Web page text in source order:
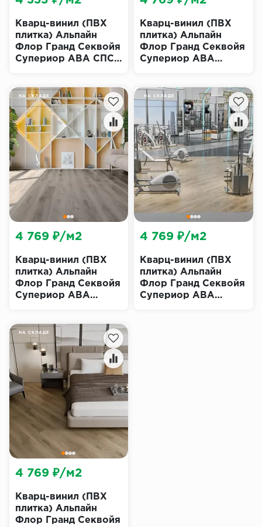
Кварц-винил (ПВХ
плитка) Альпайн
Флор Гранд Секвойя
Супериор ABA СПС
SUPERIOR GRAND
SEQUOIA SPC)
Кварц-винил (ПВХ
плитка) Альпайн
Флор Гранд Секвойя
Супериор ABA
Superior ECO Grand
Sequoia)
НА СКЛАДЕ
Кварц-винил (ПВХ
плитка) Альпайн
Флор Гранд Секвойя
Супериор ABA
Superior ECO Grand
Sequoia)
4 769 ₽/м2
НА СКЛАДЕ
Кварц-винил (ПВХ
плитка) Альпайн
Флор Гранд Секвойя
Супериор ABA
4 769 ₽/м2
НА СКЛАДЕ
Кварц-винил (ПВХ
плитка) Альпайн
Флор Гранд Секвойя
4 769 ₽/м2